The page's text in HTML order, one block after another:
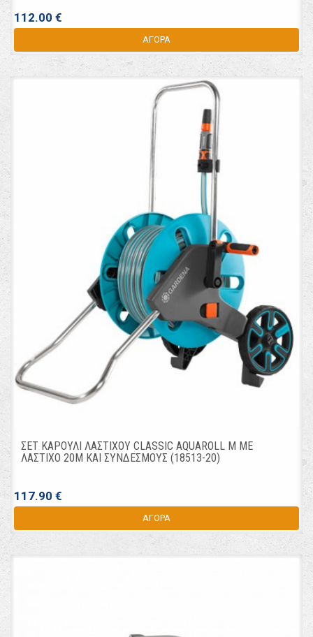
112.00 €
ΑΓΟΡΑ
ΣΕΤ ΚΑΡΟΥΛΙ ΛΑΣΤΙΧΟΥ CLASSIC AQUAROLL M ΜΕ
ΛΑΣΤΙΧΟ 20Μ ΚΑΙ ΣΥΝΔΕΣΜΟΥΣ (18513-20)
117.90 €
ΑΓΟΡΑ